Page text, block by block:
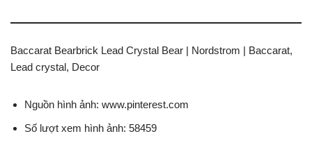
Baccarat Bearbrick Lead Crystal Bear | Nordstrom | Baccarat,
Lead crystal, Decor
Nguồn hình ảnh: www.pinterest.com
Số lượt xem hình ảnh: 58459